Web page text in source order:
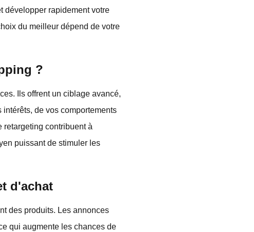
développer rapidement votre
du meilleur dépend de votre
?
Ils offrent un ciblage avancé,
de vos comportements
contribuent à
puissant de stimuler les
d'achat
des produits. Les annonces
qui augmente les chances de